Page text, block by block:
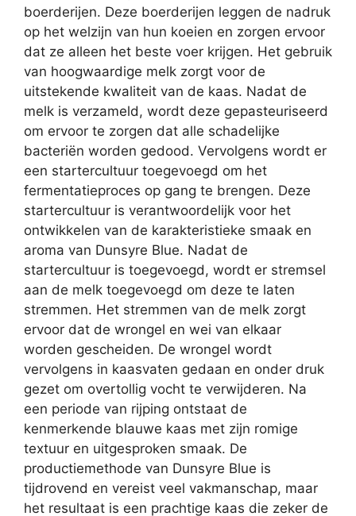
boerderijen. Deze boerderijen leggen de nadruk
op het welzijn van hun koeien en zorgen ervoor
dat ze alleen het beste voer krijgen. Het gebruik
van hoogwaardige melk zorgt voor de
uitstekende kwaliteit van de kaas. Nadat de
melk is verzameld, wordt deze gepasteuriseerd
om ervoor te zorgen dat alle schadelijke
bacteriën worden gedood. Vervolgens wordt er
een startercultuur toegevoegd om het
fermentatieproces op gang te brengen. Deze
startercultuur is verantwoordelijk voor het
ontwikkelen van de karakteristieke smaak en
aroma van Dunsyre Blue. Nadat de
startercultuur is toegevoegd, wordt er stremsel
aan de melk toegevoegd om deze te laten
stremmen. Het stremmen van de melk zorgt
ervoor dat de wrongel en wei van elkaar
worden gescheiden. De wrongel wordt
vervolgens in kaasvaten gedaan en onder druk
gezet om overtollig vocht te verwijderen. Na
een periode van rijping ontstaat de
kenmerkende blauwe kaas met zijn romige
textuur en uitgesproken smaak. De
productiemethode van Dunsyre Blue is
tijdrovend en vereist veel vakmanschap, maar
het resultaat is een prachtige kaas die zeker de